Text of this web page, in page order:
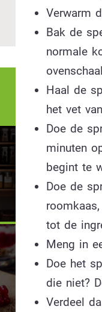
Verwarm
Bak de
normale
Haal de
het vet
Doe de
minuten
begint te
Doe de
tot de
Meng in
Doe het
die niet?
Verdeel